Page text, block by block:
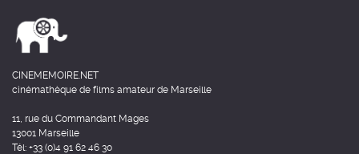
CINEMEMOIRE.NET
cinémathèque de films amateur de Marseille
11, rue du Commandant Mages
13001 Marseille
Tél: +33 (0)4 91 62 46 30